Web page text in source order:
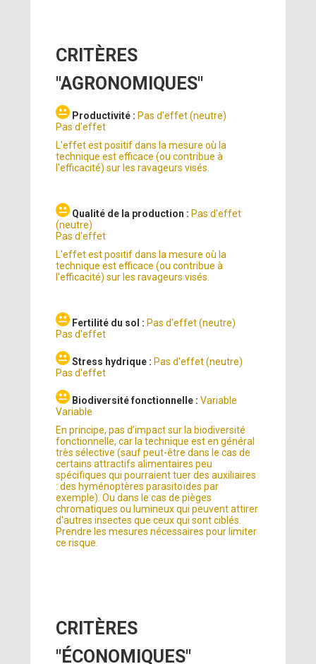
CRITÈRES
"AGRONOMIQUES"
Productivité : Pas d'effet (neutre)
Pas d'effet
L'effet est positif dans la mesure où la
technique est efficace (ou contribue à
l'efficacité) sur les ravageurs visés.
Qualité de la production : Pas d'effet
(neutre)
Pas d'effet
L'effet est positif dans la mesure où la
technique est efficace (ou contribue à
l'efficacité) sur les ravageurs visés.
Fertilité du sol : Pas d'effet (neutre)
Pas d'effet
Stress hydrique : Pas d'effet (neutre)
Pas d'effet
Biodiversité fonctionnelle :Variable
Variable
En principe, pas d’impact sur la biodiversité
fonctionnelle, car la technique est en général
très sélective (sauf peut-être dans le cas de
certains attractifs alimentaires peu
spécifiques qui pourraient tuer des auxiliaires
: des hyménoptères parasitoïdes par
exemple). Ou dans le cas de pièges
chromatiques ou lumineux qui peuvent attirer
d'autres insectes que ceux qui sont ciblés.
Prendre les mesures nécessaires pour limiter
ce risque.
CRITÈRES
"ÉCONOMIQUES"